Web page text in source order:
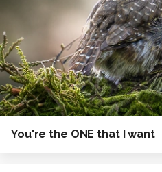
You're the ONE that I want